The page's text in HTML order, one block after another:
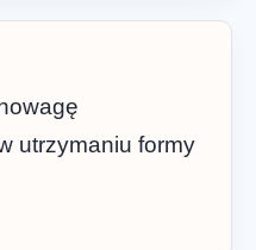
utrzymaniu formy